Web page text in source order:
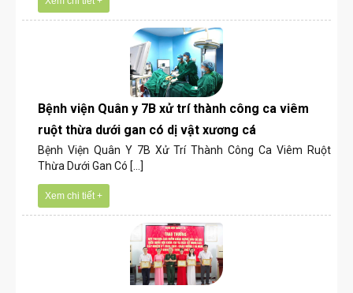
Bệnh viện Quân y 7B xử trí thành công ca viêm
ruột thừa dưới gan có dị vật xương cá
Bệnh Viện Quân Y 7B Xử Trí Thành Công Ca Viêm Ruột
Thừa Dưới Gan Có [...]
Xem chi tiết +